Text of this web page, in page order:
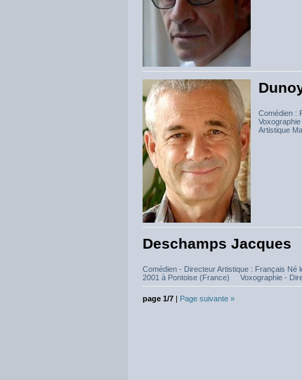
Comédien :
Artistique
Deschamps Jacques
Comédien - Directeur Artistique : Français Né
2001 à Pontoise (France) Voxographie -
page 1/7 | Page suivante »